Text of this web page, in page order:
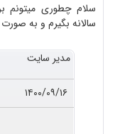
سلام چطوری میتونم
سالانه بگیرم و به
مدیر سایت
۱۴۰۰/۰۹/۱۶